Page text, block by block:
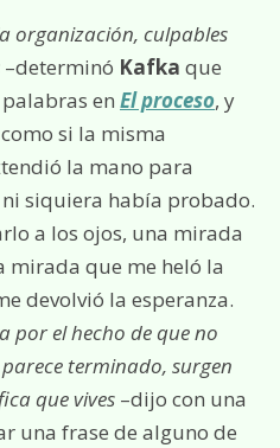
organización, culpables
–determinó Kafka que
en El proceso, y
si la misma
la mano para
siquiera había probado.
a los ojos, una mirada
mirada que me heló la
devolvió la esperanza.
por el hecho de que no
terminado, surgen
que vives –dijo con una
una frase de alguno de